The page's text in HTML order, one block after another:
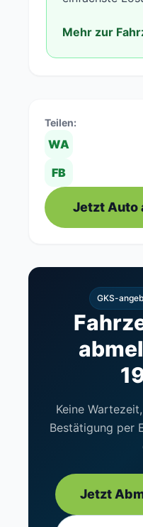
Mehr zur
Teilen:
WA
FB
Jetzt Auto
GKS-
Keine
Bestätigung per
Jetzt